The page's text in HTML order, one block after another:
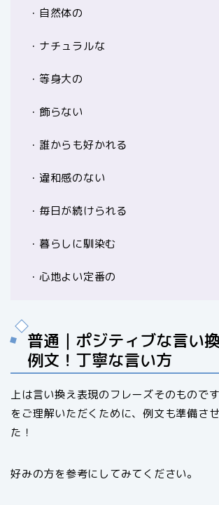
・自然体の
・ナチュラルな
・等身大の
・飾らない
・誰からも好かれる
・違和感のない
・毎日が続けられる
・暮らしに馴染む
・心地よい定番の
普通｜ポジティブな言い
例文！丁寧な言い方
上は言い換え表現のフレーズそのもので
をご理解いただくために、例文も準備さ
た！
好みの方を参考にしてみてください。